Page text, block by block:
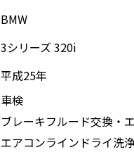
BMW
3シリーズ 320i
平成25年
車検
ブレーキフルード交換・
エアコンラインドライ洗